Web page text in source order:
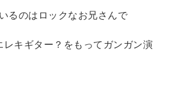
るのはロックなお兄さんで
レキギター？をもってガンガン演